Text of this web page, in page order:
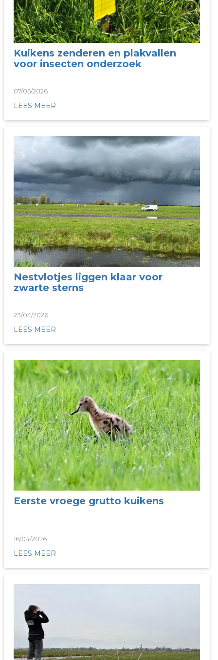
Kuikens zenderen en plakvallen
voor insecten onderzoek
07/05/2026
LEES MEER
Nestvlotjes liggen klaar voor
zwarte sterns
23/04/2026
LEES MEER
Eerste vroege grutto kuikens
16/04/2026
LEES MEER